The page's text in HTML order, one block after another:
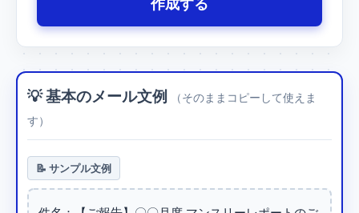
作成する
💡 基本のメール文例
（そのままコピーして使えま
す）
📝 サンプル文例